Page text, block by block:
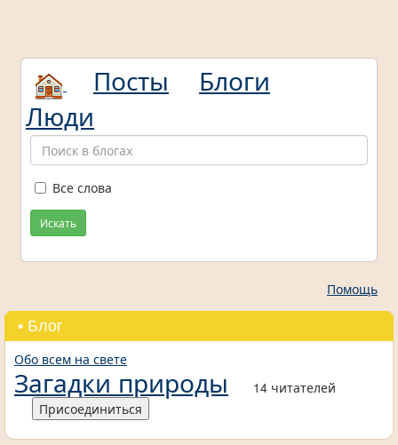
Посты
Блоги
Люди
Все слова
Искать
Помощь
• Блог
Обо всем на свете
Загадки природы
14 читателей
Присоединиться